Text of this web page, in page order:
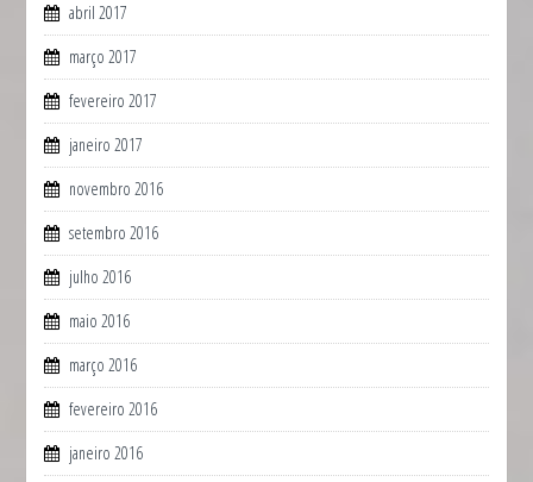
abril 2017
março 2017
fevereiro 2017
janeiro 2017
novembro 2016
setembro 2016
julho 2016
maio 2016
março 2016
fevereiro 2016
janeiro 2016